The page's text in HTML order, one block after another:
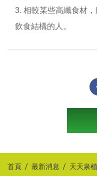
3. 相較某些高纖食材
飲食結構的人。
首頁 最新消息 天天泉